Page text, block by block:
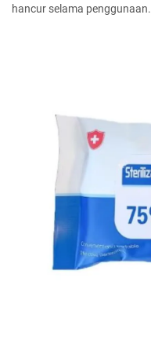
hancur selama penggunaan.